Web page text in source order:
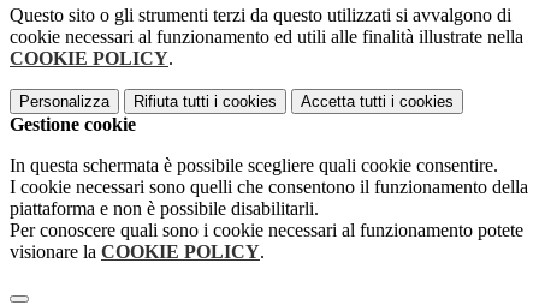
Questo sito o gli strumenti terzi da questo utilizzati si avvalgono di
cookie necessari al funzionamento ed utili alle finalità illustrate nella
COOKIE POLICY.
Personalizza Rifiuta tutti i cookies Accetta tutti i cookies
Gestione cookie
In questa schermata è possibile scegliere quali cookie consentire.
I cookie necessari sono quelli che consentono il funzionamento della
piattaforma e non è possibile disabilitarli.
Per conoscere quali sono i cookie necessari al funzionamento potete
visionare la COOKIE POLICY.